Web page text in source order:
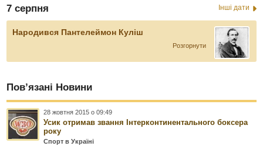
7 серпня Інші дати
Народився Пантелеймон Куліш
Розгорнути
Пов’язані Новини
28 жовтня 2015 о 09:49
Усик отримав звання Інтерконтинентального боксера
року
Спорт в Україні